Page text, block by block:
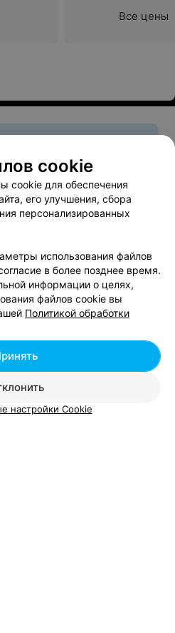
Все цены
Площадь Победы в
метро Площадь Победы
компанию
cookie
cookie для обеспечения
его улучшения, сбора
персонализированных
использования файлов
в более позднее время.
информации о целях,
файлов cookie вы
Политикой обработки
настройки Cookie